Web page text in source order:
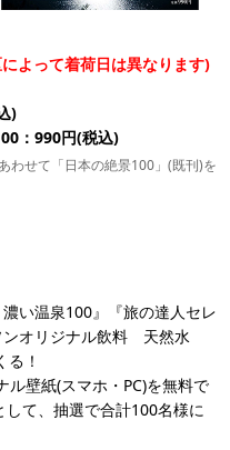
よって着荷日は異なります)
)
：990円(税込)
わせて「日本の絶景100」(既刊)を
い温泉100』『旅の達人セレ
オリジナル飲料 天然水
！
壁紙(スマホ・PC)を無料で
て、抽選で合計100名様に